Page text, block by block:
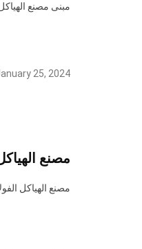
مبنى مصنع الهياكل
25, 2024
مصنع
مصنع الهياكل